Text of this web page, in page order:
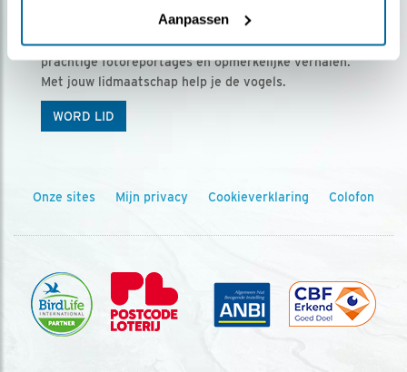
Aanpassen
Ontvang 5 x Vogels voor € 36,00 per jaar
Vogels is het tijdschrift voor onze leden, met
prachtige fotoreportages en opmerkelijke verhalen.
Met jouw lidmaatschap help je de vogels.
WORD LID
Onze sites Mijn privacy Cookieverklaring Colofon